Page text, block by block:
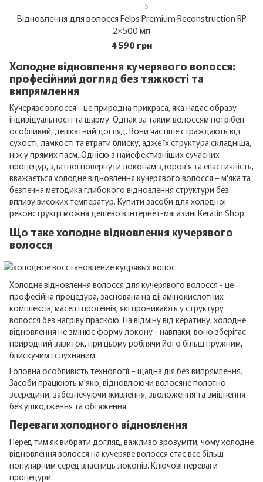
5
Відновлення для волосся Felps Premium Reconstruction RP
2×500 мл
4 590 грн
Холодне відновлення кучерявого волосся:
професійний догляд без тяжкості та
випрямлення
Кучеряве волосся - це природна прикраса, яка надає образу
індивідуальності та шарму. Однак за таким волоссям потрібен
особливий, делікатний догляд. Вони частіше страждають від
сухості, ламкості та втрати блиску, адже їх структура складніша,
ніж у прямих пасм. Однією з найефективніших сучасних
процедур, здатної повернути локонам здоров'я та еластичність,
вважається холодне відновлення кучерявого волосся – м'яка та
безпечна методика глибокого відновлення структури без
впливу високих температур. Купити засоби для холодної
реконструкції можна дешево в інтернет-магазині Keratin Shop.
Що таке холодне відновлення кучерявого
волосся
Холодне відновлення волосся для кучерявого волосся - це
професійна процедура, заснована на дії амінокислотних
комплексів, масел і протеїнів, які проникають у структуру
волосся без нагріву праскою. На відміну від кератину, холодне
відновлення не змінює форму локону - навпаки, воно зберігає
природний завиток, при цьому роблячи його більш пружним,
блискучим і слухняним.
Головна особливість технології – щадна дія без випрямлення.
Засоби працюють м'яко, відновлюючи волосяне полотно
зсередини, забезпечуючи живлення, зволоження та зміцнення
без ушкодження та обтяження.
Переваги холодного відновлення
Перед тим як вибрати догляд, важливо зрозуміти, чому холодне
відновлення волосся на кучеряве волосся стає все більш
популярним серед власниць локонів. Ключові переваги
процедури: